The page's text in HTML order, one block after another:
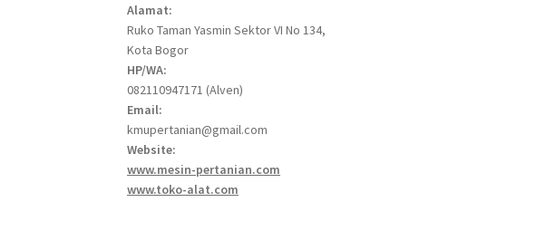
Alamat:
Ruko Taman Yasmin Sektor VI No 134,
Kota Bogor
HP/WA:
082110947171 (Alven)
Email:
kmupertanian@gmail.com
Website:
www.mesin-pertanian.com
www.toko-alat.com